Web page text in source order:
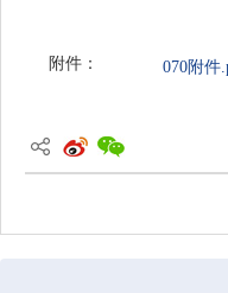
附件： 070附件